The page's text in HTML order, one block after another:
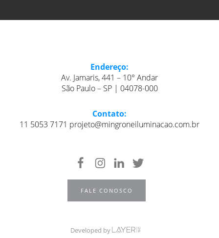
Endereço:
Av. Jamaris, 441 – 10° Andar
São Paulo – SP | 04078-000
Contato:
11 5053 7171 projeto@mingroneiluminacao.com.br
FALE CONOSCO
Developed by